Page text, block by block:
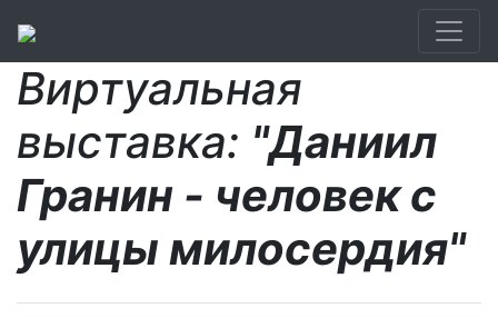
Виртуальная
выставка: "Даниил
Гранин - человек с
улицы милосердия"